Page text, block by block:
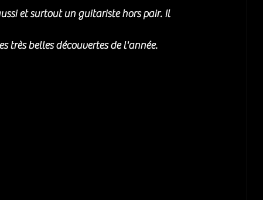
et surtout un guitariste hors pair. Il
très belles découvertes de l'année.